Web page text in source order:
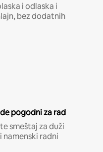
i odlaska i
bez dodatnih
pogodni za rad
smeštaj za duži
namenski radni